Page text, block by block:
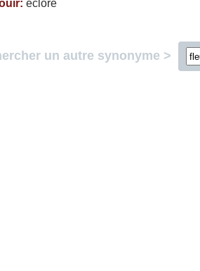
: éclore
un autre synonyme >